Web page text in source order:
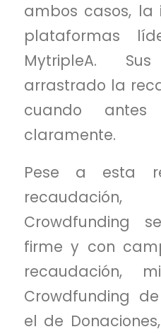
ambos casos, la
plataformas
MytripleA. Sus
arrastrado la
cuando
claramente.
Pese a esta
Crowdfunding
firme y con
recaudación,
Crowdfunding
el de